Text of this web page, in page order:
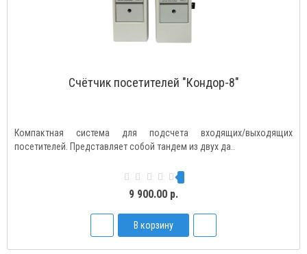
Счётчик посетителей "Кондор-8"
Компактная система для подсчета входящих/выходящих
посетителей. Представляет собой тандем из двух да..
9 900.00 р.
В корзину